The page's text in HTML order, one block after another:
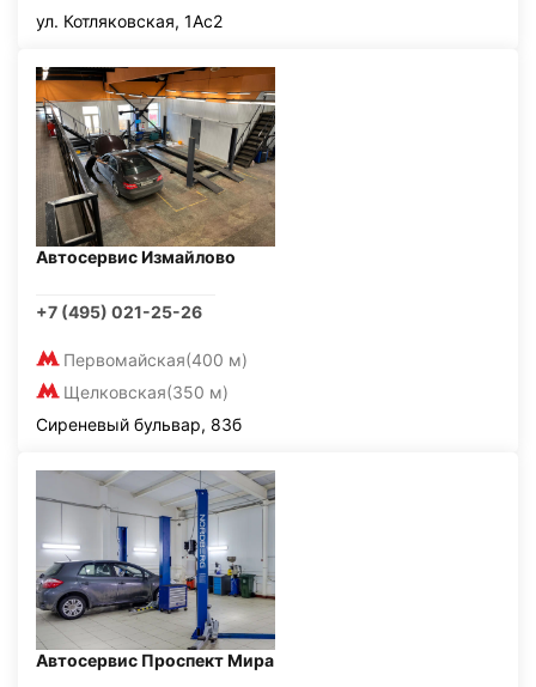
ул. Котляковская, 1Ас2
Автосервис Измайлово
+7 (495) 021-25-26
Первомайская(400 м)
Щелковская(350 м)
Сиреневый бульвар, 83б
Автосервис Проспект Мира